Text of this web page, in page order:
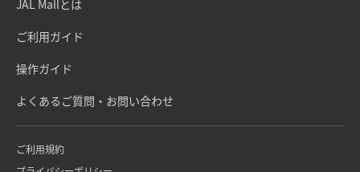
JAL Mallとは
ご利用ガイド
操作ガイド
よくあるご質問・お問い合わせ
ご利用規約